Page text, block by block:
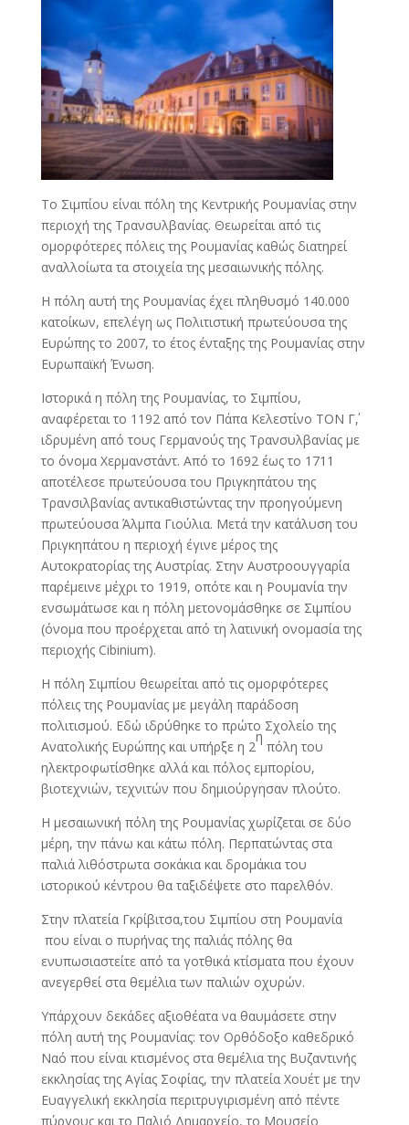
Το Σιμπίου είναι πόλη της Κεντρικής Ρουμανίας στην
περιοχή της Τρανσυλβανίας. Θεωρείται από τις
ομορφότερες πόλεις της Ρουμανίας καθώς διατηρεί
αναλλοίωτα τα στοιχεία της μεσαιωνικής πόλης.
Η πόλη αυτή της Ρουμανίας έχει πληθυσμό 140.000
κατοίκων, επελέγη ως Πολιτιστική πρωτεύουσα της
Ευρώπης το 2007, το έτος ένταξης της Ρουμανίας στην
Ευρωπαϊκή Ένωση.
Ιστορικά η πόλη της Ρουμανίας, το Σιμπίου,
αναφέρεται το 1192 από τον Πάπα Κελεστίνο ΤΟΝ Γ΄,
ιδρυμένη από τους Γερμανούς της Τρανσυλβανίας με
το όνομα Χερμανστάντ. Από το 1692 έως το 1711
αποτέλεσε πρωτεύουσα του Πριγκηπάτου της
Τρανσιλβανίας αντικαθιστώντας την προηγούμενη
πρωτεύουσα Άλμπα Γιούλια. Μετά την κατάλυση του
Πριγκηπάτου η περιοχή έγινε μέρος της
Αυτοκρατορίας της Αυστρίας. Στην Αυστροουγγαρία
παρέμεινε μέχρι το 1919, οπότε και η Ρουμανία την
ενσωμάτωσε και η πόλη μετονομάσθηκε σε Σιμπίου
(όνομα που προέρχεται από τη λατινική ονομασία της
περιοχής Cibinium).
Η πόλη Σιμπίου θεωρείται από τις ομορφότερες
πόλεις της Ρουμανίας με μεγάλη παράδοση
πολιτισμού. Εδώ ιδρύθηκε το πρώτο Σχολείο της
Ανατολικής Ευρώπης και υπήρξε η 2
η
πόλη του
ηλεκτροφωτίσθηκε αλλά και πόλος εμπορίου,
βιοτεχνιών, τεχνιτών που δημιούργησαν πλούτο.
Η μεσαιωνική πόλη της Ρουμανίας χωρίζεται σε δύο
μέρη, την πάνω και κάτω πόλη. Περπατώντας στα
παλιά λιθόστρωτα σοκάκια και δρομάκια του
ιστορικού κέντρου θα ταξιδέψετε στο παρελθόν.
Στην πλατεία Γκρίβιτσα,του Σιμπίου στη Ρουμανία
που είναι ο πυρήνας της παλιάς πόλης θα
ενυπωσιαστείτε από τα γοτθικά κτίσματα που έχουν
ανεγερθεί στα θεμέλια των παλιών οχυρών.
Υπάρχουν δεκάδες αξιοθέατα να θαυμάσετε στην
πόλη αυτή της Ρουμανίας: τον Ορθόδοξο καθεδρικό
Ναό που είναι κτισμένος στα θεμέλια της Βυζαντινής
εκκλησίας της Αγίας Σοφίας, την πλατεία Χουέτ με την
Ευαγγελική εκκλησία περιτρυγιρισμένη από πέντε
πύργους και το Παλιό Δημαρχείο, το Μουσείο